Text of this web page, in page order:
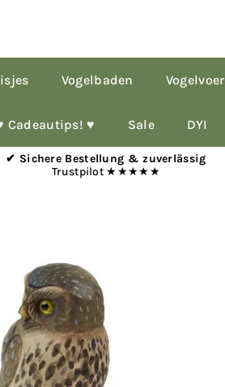
Vogelbaden Vogelvoer
Cadeautips! ♥︎ Sale DYI
✔ Sichere Bestellung & zuverlässig
Trustpilot ★★★★★